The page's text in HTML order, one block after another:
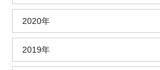
2020年
2019年